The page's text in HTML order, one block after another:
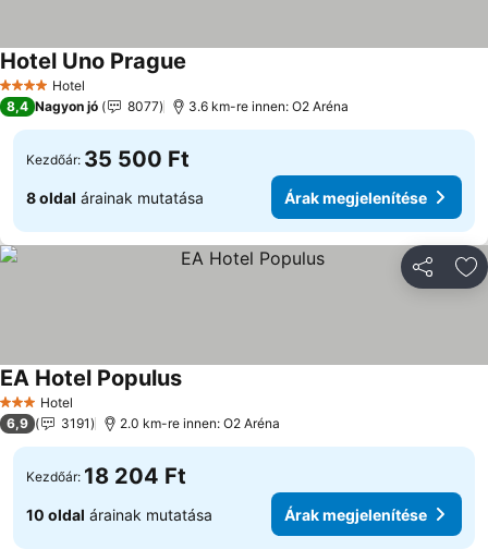
4 KategóriaHotel
Hotel Uno Prague
8,4 Nagyon jó 8077 3.6 km-re innen: O2 Aréna
Kezdőár: 35 500 Ft
8 oldal árainak mutatása Árak megjelenítése
3 Kategória
Hotel
EA Hotel Populus
6,9 3191 2.0 km-re innen: O2 Aréna
Kezdőár: 18 204 Ft
10 oldal árainak mutatása Árak megjelenítése